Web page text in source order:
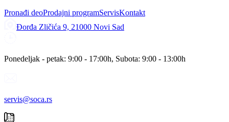
Pronađi deoProdajni programServisKontakt
Đorđa Zličića 9, 21000 Novi Sad
Ponedeljak - petak: 9:00 - 17:00h, Subota: 9:00 - 13:00h
servis@soca.rs